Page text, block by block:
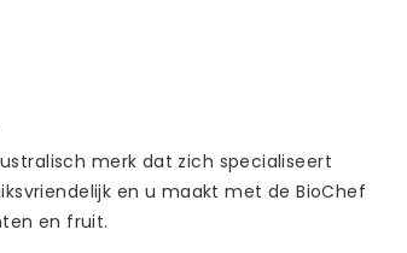
merk dat zich specialiseert
en u maakt met de BioChef
en fruit.